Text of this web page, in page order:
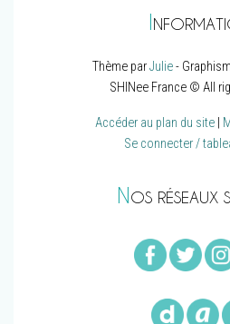
Thème parJulie-
SHINee France © All
Accéder au plan du site|
Se connecter /
N OS RÉSEAUX